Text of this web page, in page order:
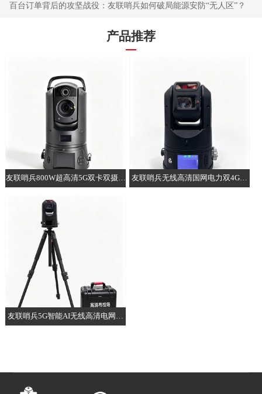
百台订单背后的攻坚战役：友联哨兵如何破局能源安防“无人区”？
产品推荐
友联哨兵800W超高清5G双卡双摄AI 友联哨兵无线高清国网电力双4G智
友联哨兵5G智能AI无线高清电网电